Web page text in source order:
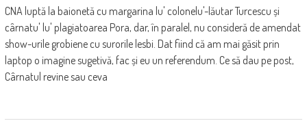
CNA luptă la baionetă cu margarina lu' colonelu'-lăutar Turcescu și
cârnatu' lu' plagiatoarea Pora, dar, în paralel, nu consideră de amendat
show-urile grobiene cu surorile lesbi. Dat fiind că am mai găsit prin
laptop o imagine sugetivă, fac și eu un referendum. Ce să dau pe post,
Cârnatul revine sau ceva